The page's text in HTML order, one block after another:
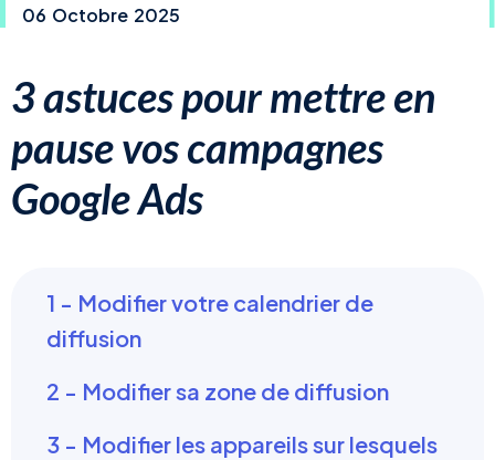
06 Octobre 2025
3 astuces pour mettre en
pause vos campagnes
Google Ads
1 - Modifier votre calendrier de
diffusion
2 - Modifier sa zone de diffusion
3 - Modifier les appareils sur lesquels